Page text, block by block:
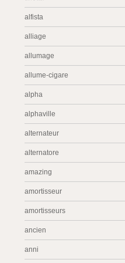
alfista
alliage
allumage
allume-cigare
alpha
alphaville
alternateur
alternatore
amazing
amortisseur
amortisseurs
ancien
anni